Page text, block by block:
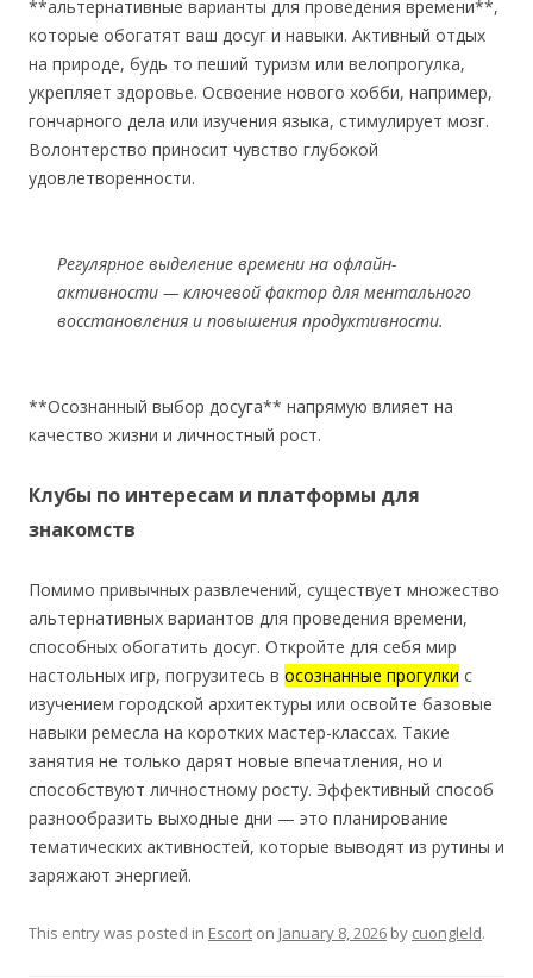
**альтернативные варианты для проведения времени**,
которые обогатят ваш досуг и навыки. Активный отдых
на природе, будь то пеший туризм или велопрогулка,
укрепляет здоровье. Освоение нового хобби, например,
гончарного дела или изучения языка, стимулирует мозг.
Волонтерство приносит чувство глубокой
удовлетворенности.
Регулярное выделение времени на офлайн-
активности — ключевой фактор для ментального
восстановления и повышения продуктивности.
**Осознанный выбор досуга** напрямую влияет на
качество жизни и личностный рост.
Клубы по интересам и платформы для
знакомств
Помимо привычных развлечений, существует множество
альтернативных вариантов для проведения времени,
способных обогатить досуг. Откройте для себя мир
настольных игр, погрузитесь в осознанные прогулки с
изучением городской архитектуры или освойте базовые
навыки ремесла на коротких мастер-классах. Такие
занятия не только дарят новые впечатления, но и
способствуют личностному росту. Эффективный способ
разнообразить выходные дни — это планирование
тематических активностей, которые выводят из рутины и
заряжают энергией.
This entry was posted in Escort on January 8, 2026 by cuongleld.